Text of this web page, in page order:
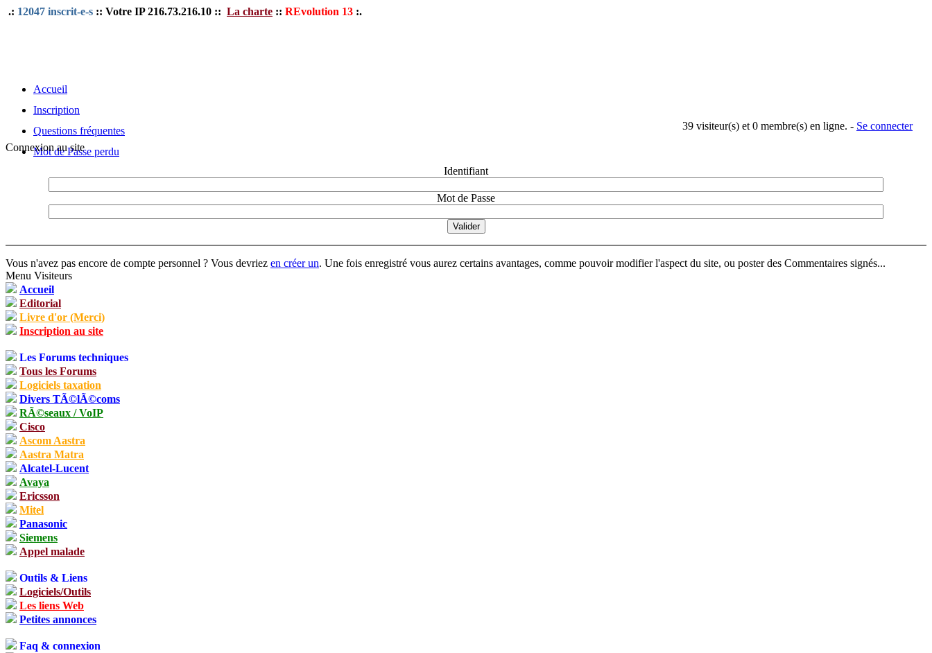
.: 12047 inscrit-e-s :: Votre IP 216.73.216.10 :: La charte :: REvolution 13 :.
39 visiteur(s) et 0 membre(s) en ligne. - Se connecter
Accueil
Inscription
Questions fréquentes
Mot de Passe perdu
Connexion au site
Identifiant
Mot de Passe
Vous n'avez pas encore de compte personnel ? Vous devriez en créer un. Une fois enregistré vous aurez certains avantages, comme pouvoir modifier l'aspect du site, ou poster des Commentaires signés...
Menu Visiteurs
Accueil
Editorial
Livre d'or (Merci)
Inscription au site
Les Forums techniques
Tous les Forums
Logiciels taxation
Divers TÃ©lÃ©coms
RÃ©seaux / VoIP
Cisco
Ascom Aastra
Aastra Matra
Alcatel-Lucent
Avaya
Ericsson
Mitel
Panasonic
Siemens
Appel malade
Outils & Liens
Logiciels/Outils
Les liens Web
Petites annonces
Faq & connexion